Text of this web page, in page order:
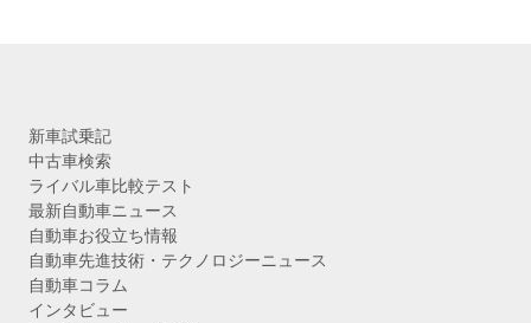
新車試乗記
中古車検索
ライバル車比較テスト
最新自動車ニュース
自動車お役立ち情報
自動車先進技術・テクノロジーニュース
自動車コラム
インタビュー